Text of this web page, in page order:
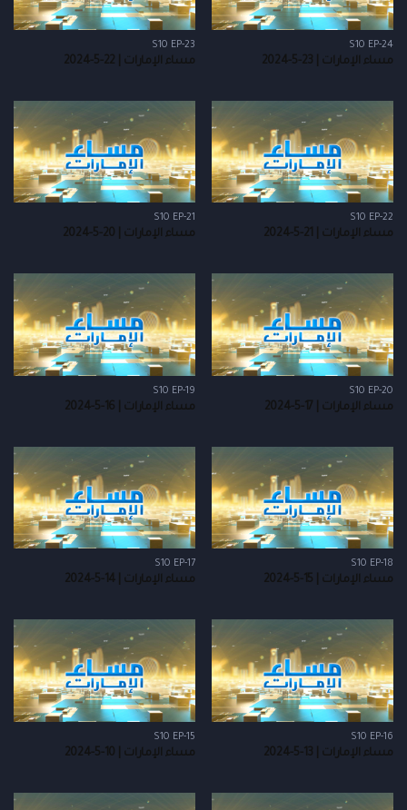
S10 EP-24
مساء الإمارات | 23-5-2024
S10 EP-23
مساء الإمارات | 22-5-2024
S10 EP-22
مساء الإمارات | 21-5-2024
S10 EP-21
مساء الإمارات | 20-5-2024
S10 EP-20
مساء الإمارات | 17-5-2024
S10 EP-19
مساء الإمارات | 16-5-2024
S10 EP-18
مساء الإمارات | 15-5-2024
S10 EP-17
مساء الإمارات | 14-5-2024
S10 EP-16
مساء الإمارات | 13-5-2024
S10 EP-15
مساء الإمارات | 10-5-2024